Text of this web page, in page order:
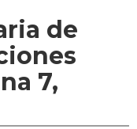
de
7,